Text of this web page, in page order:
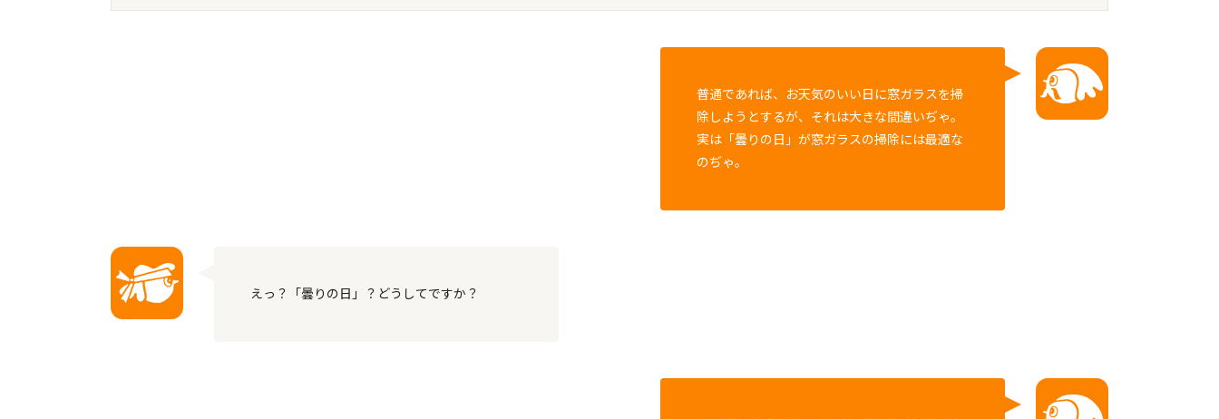
普通であれば、お天気のいい日に窓ガラスを掃
除しようとするが、それは大きな間違いぢゃ。
実は「曇りの日」が窓ガラスの掃除には最適な
のぢゃ。
えっ？「曇りの日」？どうしてですか？